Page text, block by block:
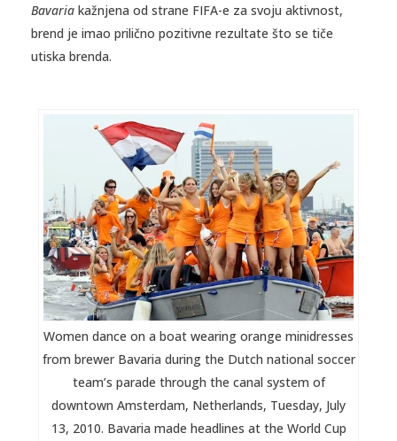
Bavaria kažnjena od strane FIFA-e za svoju aktivnost,
brend je imao prilično pozitivne rezultate što se tiče
utiska brenda.
Women dance on a boat wearing orange minidresses
from brewer Bavaria during the Dutch national soccer
team’s parade through the canal system of
downtown Amsterdam, Netherlands, Tuesday, July
13, 2010. Bavaria made headlines at the World Cup